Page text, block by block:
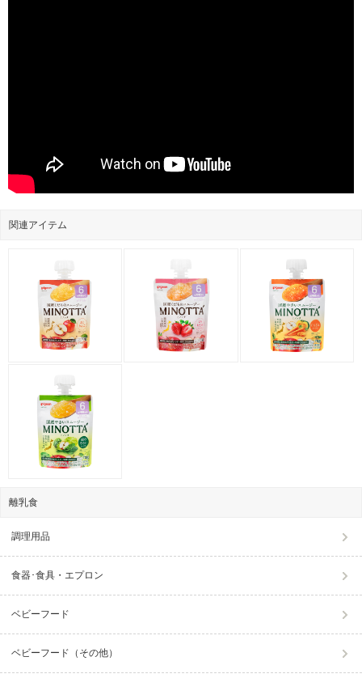
関連アイテム
離乳食
調理用品
食器･食具・エプロン
ベビーフード
ベビーフード（その他）